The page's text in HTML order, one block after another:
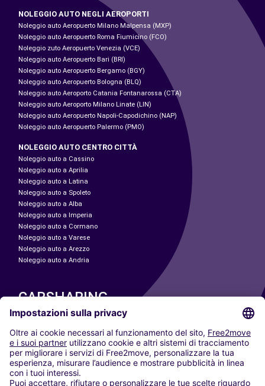
NOLEGGIO AUTO NEGLI AEROPORTI
Noleggio auto Aeropuerto Milano Malpensa (MXP)
Noleggio auto Aeropuerto Roma Fiumicino (FCO)
Noleggio zuto Aeropuerto Venezia (VCE)
Noleggio auto Aeropuerto Bari (BRI)
Noleggio auto Aeropuerto Bergamo (BGY)
Noleggio auto Aeropuerto Bologna (BLQ)
Noleggio auto Aeroporto Catania Fontanarossa (CTA)
Noleggio auto Aeroporto Milano Linate (LIN)
Noleggio auto Aeropuerto Napoli-Capodichino (NAP)
Noleggio auto Aeropuerto Palermo (PMO)
NOLEGGIO AUTO CENTRO CITTÀ
Noleggio auto a Cassino
Noleggio auto a Aprilia
Noleggio auto a Latina
Noleggio auto a Spoleto
Noleggio auto a Alba
Noleggio auto a Imperia
Noleggio auto a Cormano
Noleggio auto a Varese
Noleggio auto a Arezzo
Noleggio auto a Andria
CARSHARING
LE NOSTRE CITTÀ
Paris
Madrid
Washington DC
Milano
Roma